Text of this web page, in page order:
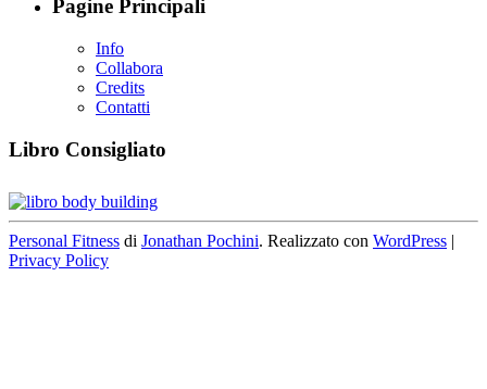
Pagine Principali
Info
Collabora
Credits
Contatti
Libro Consigliato
Personal Fitness di Jonathan Pochini. Realizzato con WordPress |
Privacy Policy